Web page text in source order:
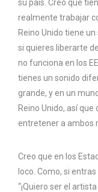
su país. Creo que
realmente trabajar
Reino Unido tiene
si quieres liberarte
no funciona en los
tienes un sonido
grande, y en un
Reino Unido, así
entretener a ambos
Creo que en los
loco. Como, si
“¡Quiero ser el